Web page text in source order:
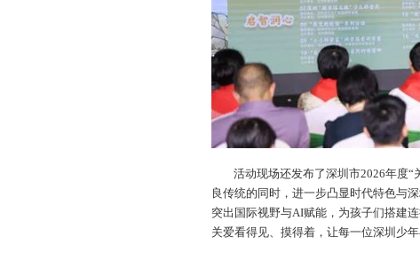
活动现场还发布了深圳市2026年度
良传统的同时，进一步凸显时代特色与
突出国际视野与AI赋能，为孩子们搭建
关爱看得见、摸得着，让每一位深圳少